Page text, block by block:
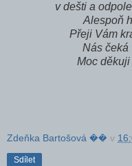
v dešti a
Alespoň
Přeji Vám
Nás čeká
Moc
Zdeňka Bartošová �� v
Sdílet